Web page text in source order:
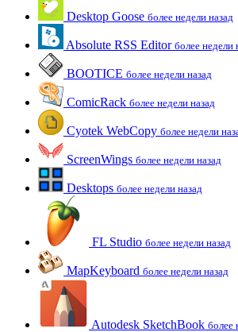
Desktop Goose более недели назад
Absolute RSS Editor более недели
BOOTICE более недели назад
ComicRack более недели назад
Cyotek WebCopy более недели
ScreenWings более недели назад
Desktops более недели назад
FL Studio более недели назад
MapKeyboard более недели назад
Autodesk SketchBook более